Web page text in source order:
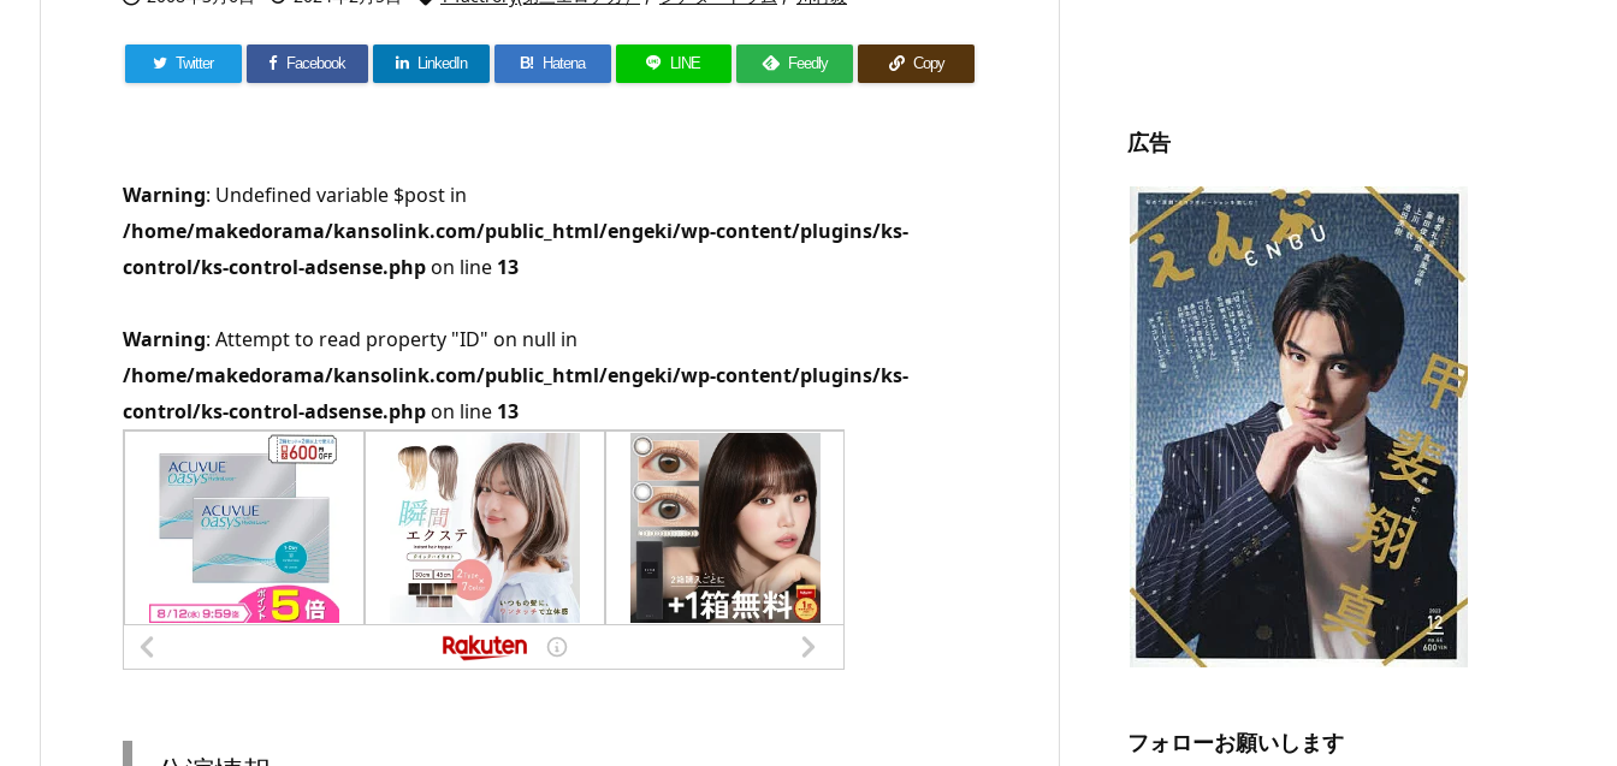
Twitter Facebook LinkedIn B! Hatena LINE Feedly Copy
Warning: Undefined variable $post in
/home/makedorama/kansolink.com/public_html/engeki/wp-content/plugins/ks-
control/ks-control-adsense.phpon line 13
Warning: Attempt to read property "ID" on null in
/home/makedorama/kansolink.com/public_html/engeki/wp-content/plugins/ks-
control/ks-control-adsense.phpon line 13
広告
フォローお願いします